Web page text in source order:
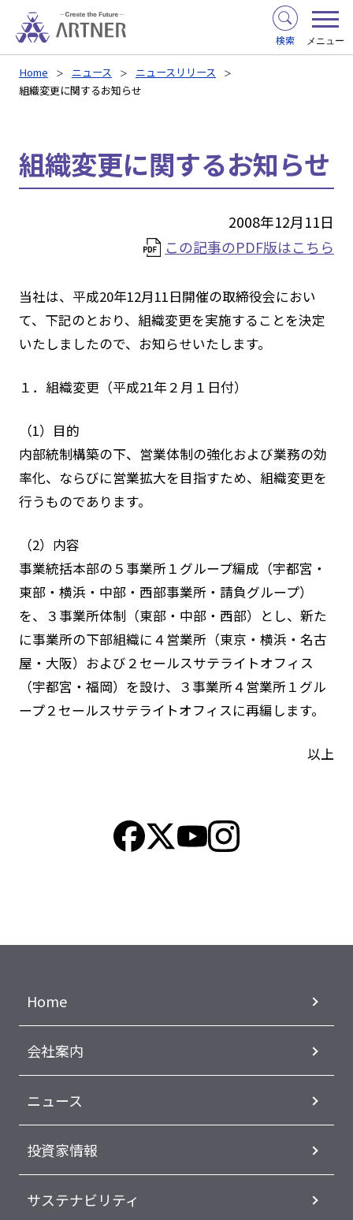
検索 メニュー
Home ニュース
ニュースリリース
組織変更に関するお知らせ
組織変更に関するお知らせ
2008年12月11日
この記事のPDF版はこちら
当社は、平成20年12月11日開催の取締役会におい
て、下記のとおり、組織変更を実施することを決定
いたしましたので、お知らせいたします。
１．組織変更（平成21年２月１日付）
（1）目的
内部統制構築の下、営業体制の強化および業務の効
率化、ならびに営業拡大を目指すため、組織変更を
行うものであります。
（2）内容
事業統括本部の５事業所１グループ編成（宇都宮・
東部・横浜・中部・西部事業所・請負グループ）
を、３事業所体制（東部・中部・西部）とし、新た
に事業所の下部組織に４営業所（東京・横浜・名古
屋・大阪）および２セールスサテライトオフィス
（宇都宮・福岡）を設け、３事業所４営業所１グル
ープ２セールスサテライトオフィスに再編します。
以上
Home
会社案内
ニュース
投資家情報
サステナビリティ